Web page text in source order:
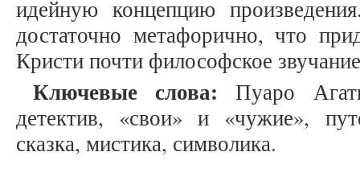
идейную концепцию
достаточно метафорично, что
Кристи почти философское
Ключевые слова: Пуаро
детектив, «свои» и «чужие»,
сказка, мистика, символика.